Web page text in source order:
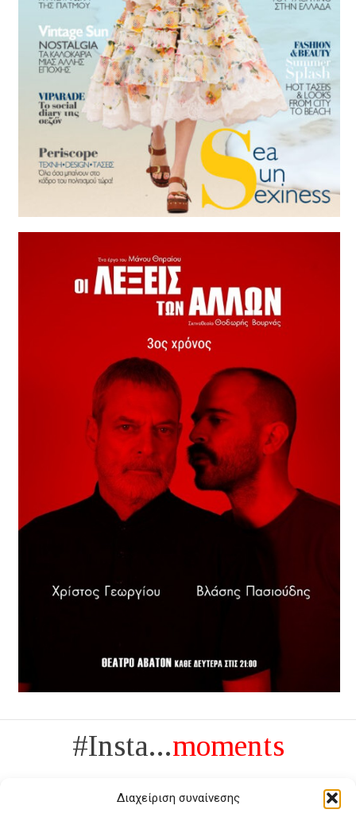
Διαχείριση συναίνεσης
#Insta...moments